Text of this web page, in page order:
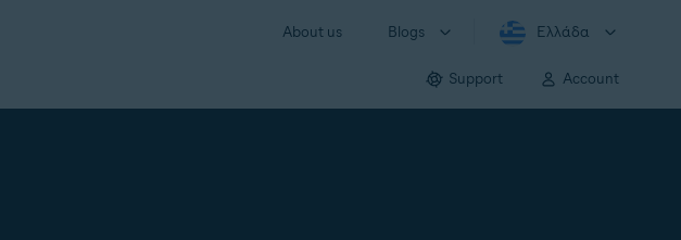
About us Blogs Ελλάδα
Support Account